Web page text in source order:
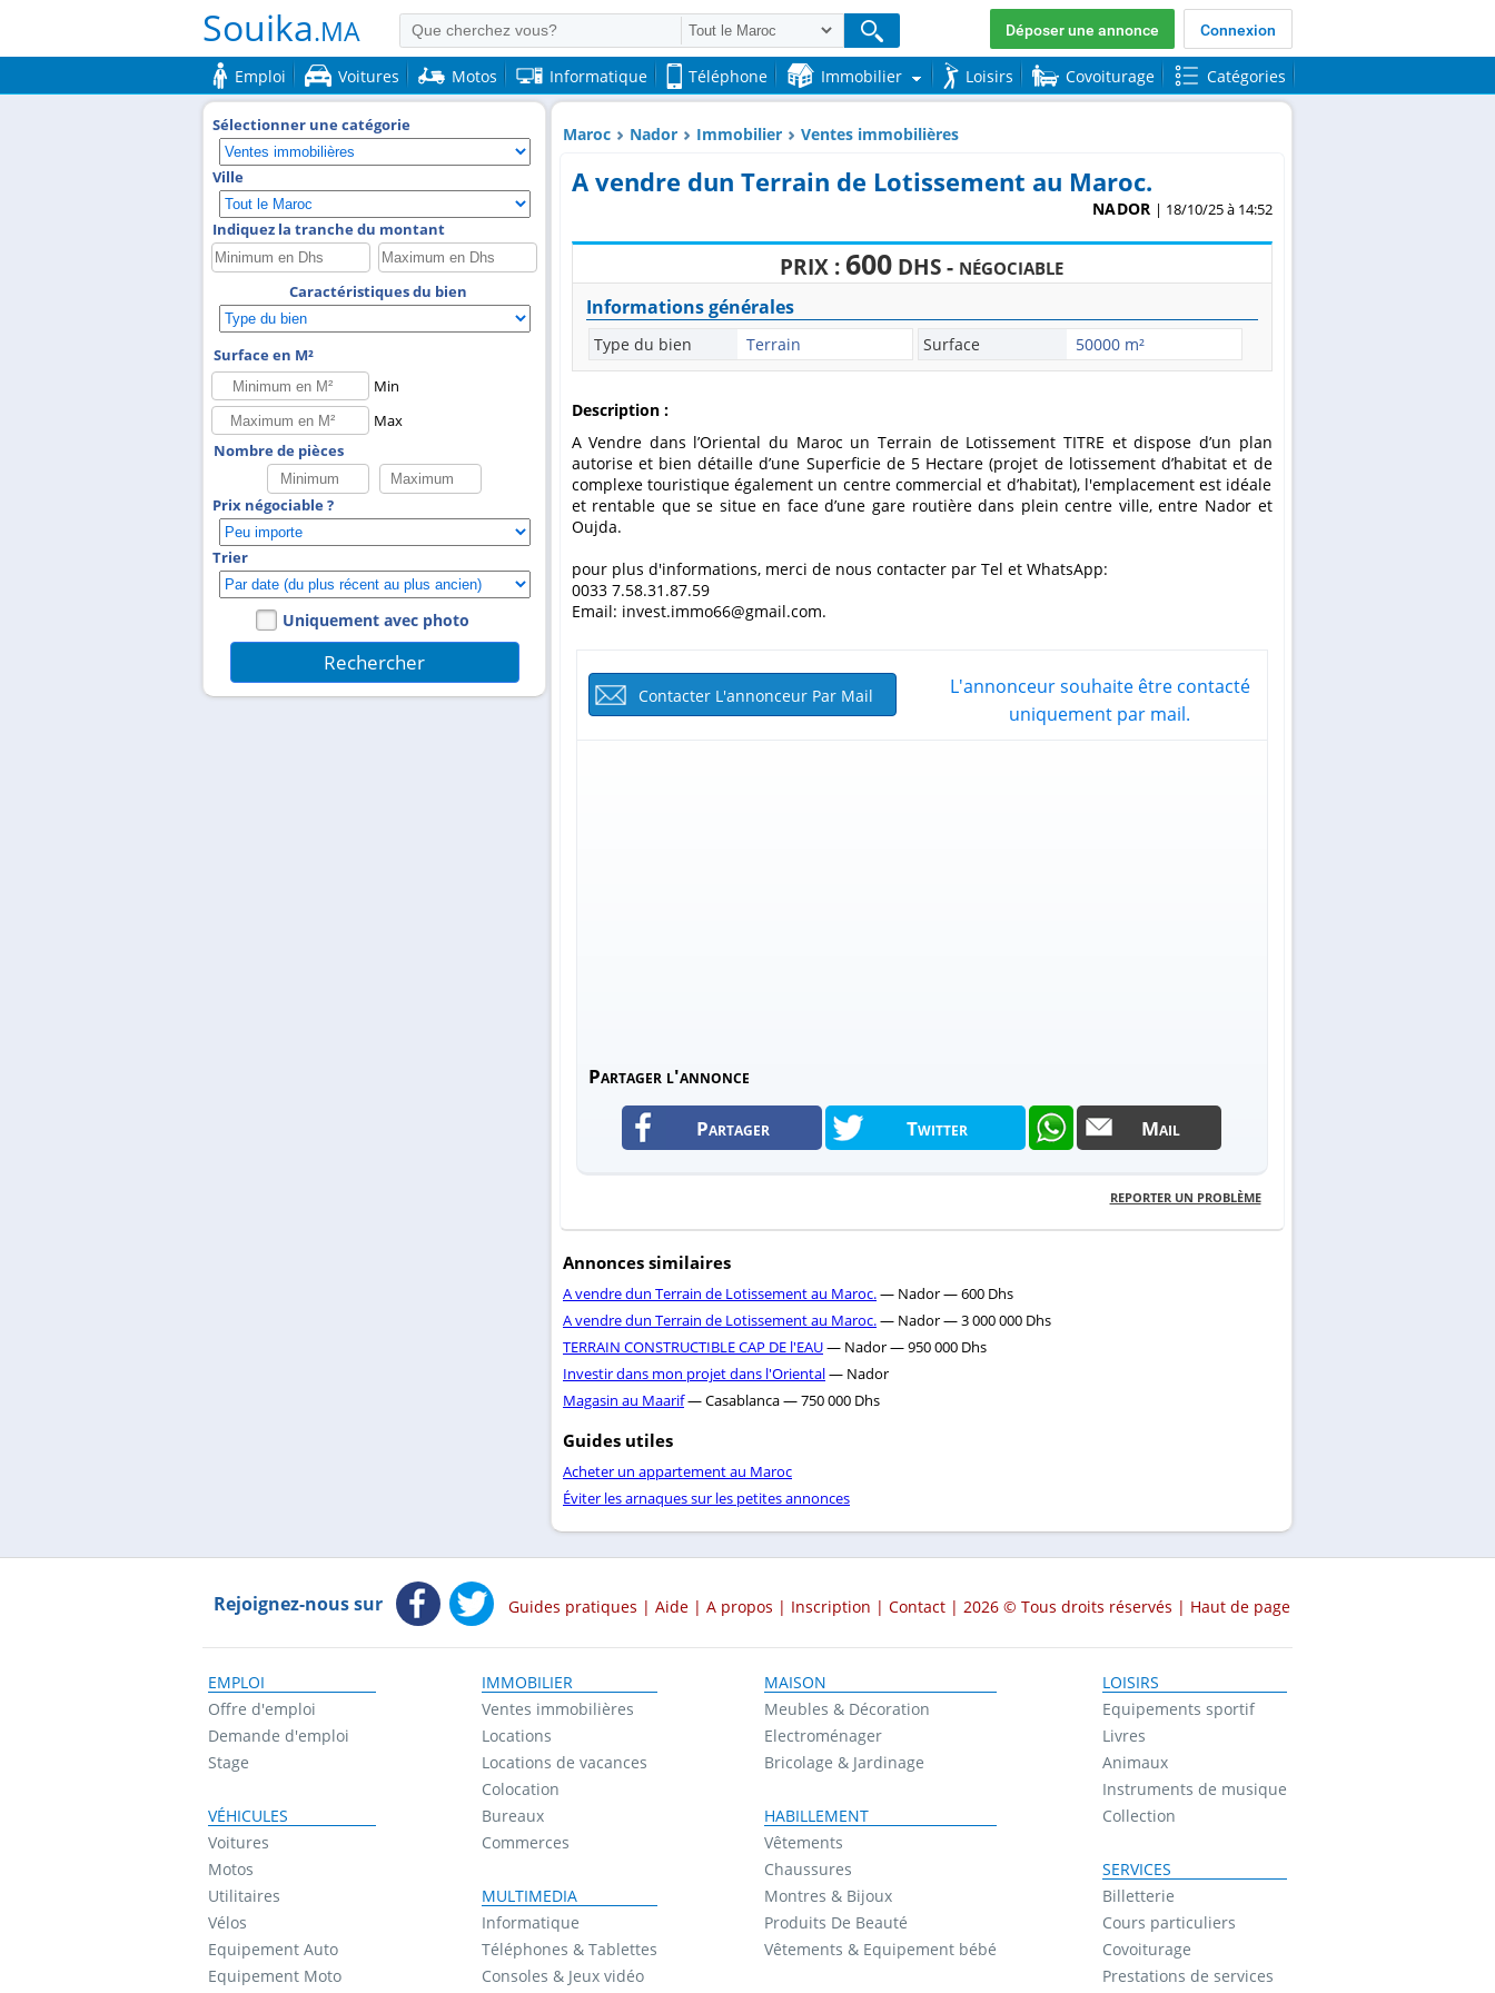
Souika.MA Déposer une annonce Connexion
Emploi Voitures Motos Informatique Téléphone Immobilier Loisirs Covoiturage Catégories
Sélectionner une catégorie
Ville
Indiquez la tranche du montant
Caractéristiques du bien
Surface en M²
Min
Max
Nombre de pièces
Prix négociable ?
Trier
Uniquement avec photo
Maroc Nador Immobilier Ventes immobilières
A vendre dun Terrain de Lotissement au Maroc.
NADOR | 18/10/25 à 14:52
PRIX : 600 DHS - NÉGOCIABLE
Informations générales
Type du bien Terrain Surface 50000 m²
Description :
A Vendre dans l’Oriental du Maroc un Terrain de Lotissement TITRE et dispose d’un plan
autorise et bien détaille d’une Superficie de 5 Hectare (projet de lotissement d’habitat et de
complexe touristique également un centre commercial et d’habitat), l'emplacement est idéale
et rentable que se situe en face d’une gare routière dans plein centre ville, entre Nador et
Oujda.
pour plus d'informations, merci de nous contacter par Tel et WhatsApp:
0033 7.58.31.87.59
Email: invest.immo66@gmail.com.
Contacter L'annonceur Par Mail
L'annonceur souhaite être contacté
uniquement par mail.
Partager l'annonce
Partager Twitter Mail
REPORTER UN PROBLÈME
Annonces similaires
A vendre dun Terrain de Lotissement au Maroc.— Nador — 600 Dhs
A vendre dun Terrain de Lotissement au Maroc.— Nador — 3 000 000 Dhs
TERRAIN CONSTRUCTIBLE CAP DE l'EAU— Nador — 950 000 Dhs
Investir dans mon projet dans l'Oriental— Nador
Magasin au Maarif— Casablanca — 750 000 Dhs
Guides utiles
Acheter un appartement au Maroc
Éviter les arnaques sur les petites annonces
Rejoignez-nous sur Guides pratiques | Aide | A propos | Inscription | Contact | 2026 © Tous droits réservés | Haut de page
EMPLOI
Offre d'emploi
Demande d'emploi
Stage
VÉHICULES
Voitures
Motos
Utilitaires
Vélos
Equipement Auto
Equipement Moto
IMMOBILIER
Ventes immobilières
Locations
Locations de vacances
Colocation
Bureaux
Commerces
MULTIMEDIA
Informatique
Téléphones & Tablettes
Consoles & Jeux vidéo
MAISON
Meubles & Décoration
Electroménager
Bricolage & Jardinage
HABILLEMENT
Vêtements
Chaussures
Montres & Bijoux
Produits De Beauté
Vêtements & Equipement bébé
LOISIRS
Equipements sportif
Livres
Animaux
Instruments de musique
Collection
SERVICES
Billetterie
Cours particuliers
Covoiturage
Prestations de services